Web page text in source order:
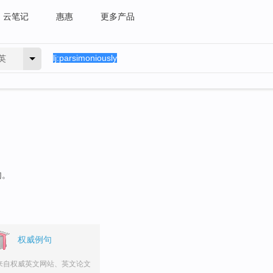
云笔记 惠惠 更多产品
权威例句
自权威英文网站、英文论文